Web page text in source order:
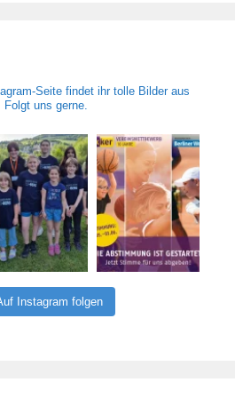
Seite findet ihr tolle Bilder aus
Folgt uns gerne.
Instagram folgen